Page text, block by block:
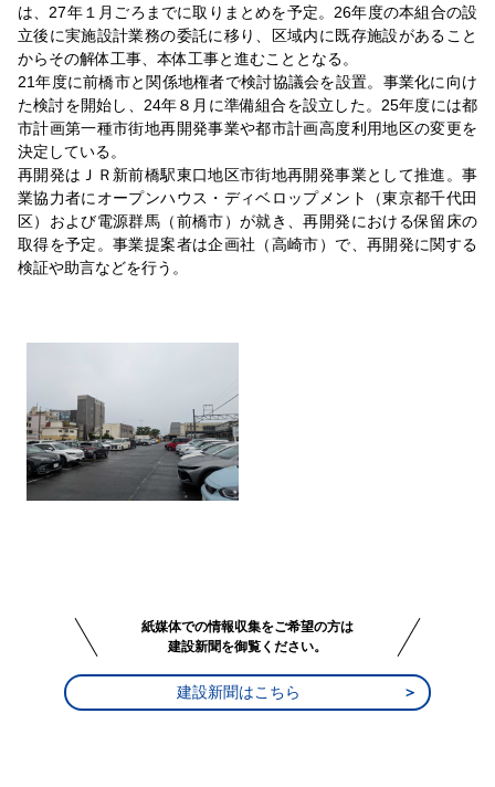
は、27年１月ごろまでに取りまとめを予定。26年度の本組合の設
立後に実施設計業務の委託に移り、区域内に既存施設があること
からその解体工事、本体工事と進むこととなる。
21年度に前橋市と関係地権者で検討協議会を設置。事業化に向け
た検討を開始し、24年８月に準備組合を設立した。25年度には都
市計画第一種市街地再開発事業や都市計画高度利用地区の変更を
決定している。
再開発はＪＲ新前橋駅東口地区市街地再開発事業として推進。事
業協力者にオープンハウス・ディベロップメント（東京都千代田
区）および電源群馬（前橋市）が就き、再開発における保留床の
取得を予定。事業提案者は企画社（高崎市）で、再開発に関する
検証や助言などを行う。
紙媒体での情報収集をご希望の方は
建設新聞を御覧ください。
建設新聞はこちら